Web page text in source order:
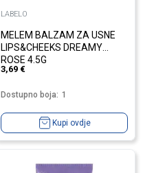
LABELO
MELEM BALZAM ZA USNE
LIPS&CHEEKS DREAMY
ROSE 4.5G
3,69 €
Dostupno boja: 1
Kupi ovdje